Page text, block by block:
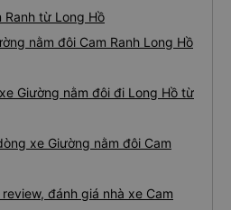
Ranh từ Long Hồ
nằm đôi Cam Ranh Long Hồ
Giường nằm đôi đi Long Hồ từ
xe Giường nằm đôi Cam
đánh giá nhà xe Cam